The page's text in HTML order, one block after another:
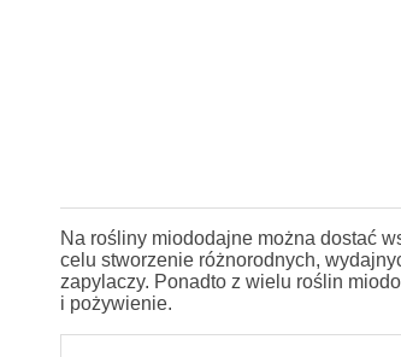
Na rośliny miododajne można dostać
celu stworzenie różnorodnych,
zapylaczy. Ponadto z wielu roślin
i pożywienie.